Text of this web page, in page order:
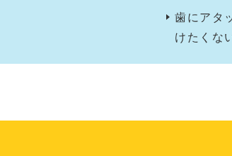
歯にアタ
けたくな